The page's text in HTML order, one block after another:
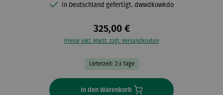
in Deutschland gefertigt. dwwdkowkdo
325,00 €
Preise inkl. MwSt. zzgl. Versandkosten
Lieferzeit: 2-3 Tage
In den Warenkorb